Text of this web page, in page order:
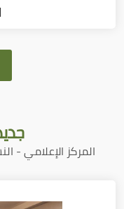
المركز الإعلامي -